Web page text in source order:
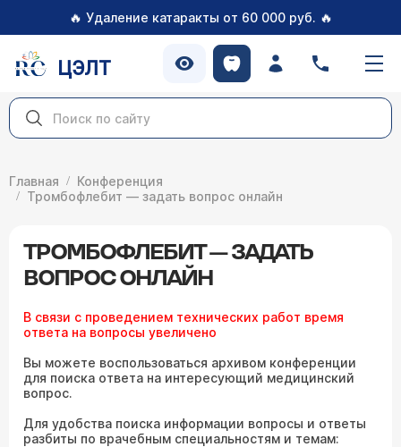
🔥 Удаление катаракты от 60 000 руб. 🔥
ЦЭЛТ
Главная
Конференция
Тромбофлебит — задать вопрос онлайн
ТРОМБОФЛЕБИТ — ЗАДАТЬ
ВОПРОС ОНЛАЙН
В связи с проведением технических работ время
ответа на вопросы увеличено
Вы можете воспользоваться архивом конференции
для поиска ответа на интересующий медицинский
вопрос.
Для удобства поиска информации вопросы и ответы
разбиты по врачебным специальностям и темам: